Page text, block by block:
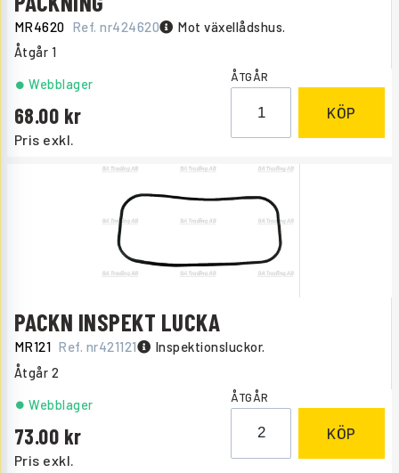
MR4620 Ref. nr424620 Mot växellådshus.
Åtgår 1
Pris exkl.
68.00
Webblager ÅTGÅR
KÖP
PACKN INSPEKT LUCKA
MR121 Ref. nr421121 Inspektionsluckor.
Åtgår 2
Pris exkl.
73.00
Webblager ÅTGÅR
KÖP